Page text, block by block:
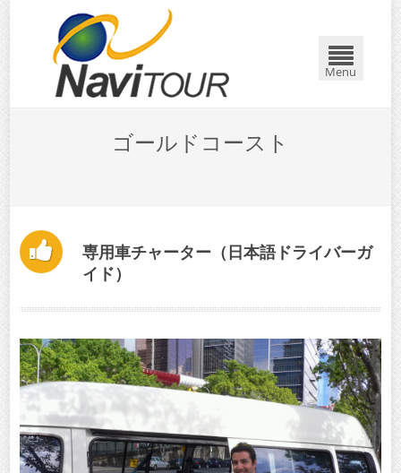
Menu
ゴールドコースト
専用車チャーター（日本語ドライバーガ
イド）